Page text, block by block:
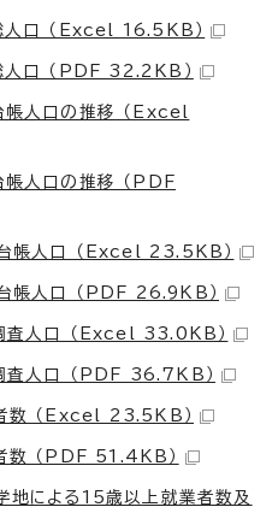
口 （Excel 16.5KB）
口 （PDF 32.2KB）
人口の推移 （Excel
人口の推移 （PDF
帳人口 （Excel 23.5KB）
帳人口 （PDF 26.9KB）
人口 （Excel 33.0KB）
人口 （PDF 36.7KB）
数 （Excel 23.5KB）
数 （PDF 51.4KB）
地による15歳以上就業者数及